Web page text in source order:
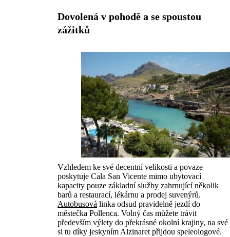
Dovolená v pohodě a se spoustou
zážitků
Vzhledem ke své decentní velikosti a povaze
poskytuje Cala San Vicente mimo ubytovací
kapacity pouze základní služby zahrnující několik
barů a restaurací, lékárnu a prodej suvenýrů.
Autobusová linka odsud pravidelně jezdí do
městečka Pollenca. Volný čas můžete trávit
především výlety do překrásné okolní krajiny, na své
si tu díky jeskyním Alzinaret přijdou speleologové.